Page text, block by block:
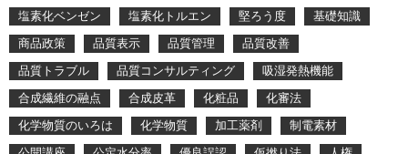
塩素化ベンゼン
塩素化トルエン 堅ろう度
基礎知識
商品政策
品質表示 品質管理
品質改善
品質トラブル
品質コンサルティング
吸湿発熱機能
合成繊維の融点
合成皮革 化粧品
化審法
化学物質のいろは
化学物質 加工薬剤
制電素材